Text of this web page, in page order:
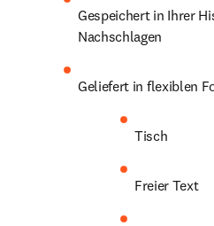
Gespeichert in Ihrer
Nachschlagen
Geliefert in flexiblen
Tisch
Freier Text